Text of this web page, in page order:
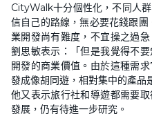
CityWalk十分個性化，不同人
信自己的路線，無必要花錢跟
業開發尚有難度，不宜操之過
劉思敏表示：「但是我覺得不
開發的商業價值。由於這種需
發成像胡同遊，相對集中的產品
他又表示旅行社和導遊都需要
發展，仍有待進一步研究。